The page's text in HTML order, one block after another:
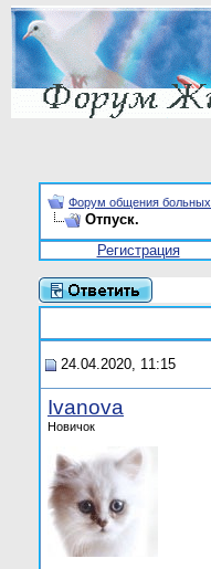
Форум общения
Отпуск.
Регистрация
24.04.2020, 11:15
Ivanova
Новичок